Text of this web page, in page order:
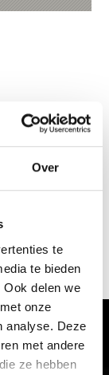
Over
te
te bieden
delen we
onze
analyse. Deze
met andere
ze hebben
U?
IM
in